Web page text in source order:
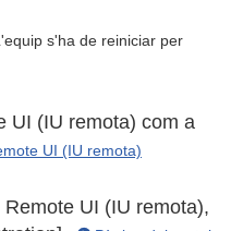
s'ha de reiniciar per
UI (IU remota) com a
UI (IU remota)
UI (IU remota),